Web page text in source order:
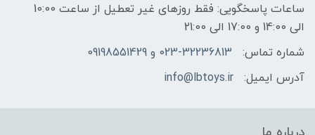
ساعات پاسخگویی: فقط روزهای غیر تعطیل از ساعت 10:00
الی 14:00 و 17:00 الی 21:00
شماره تماس:
023-32236813 و 09198551429
آدرس ایمیل:
info@lbtoys.ir